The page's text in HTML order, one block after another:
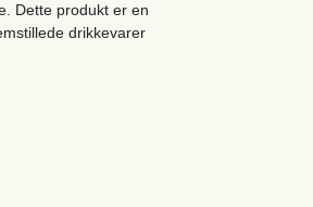
Dette produkt er en
drikkevarer